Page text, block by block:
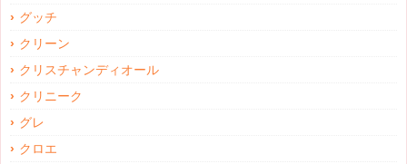
グッチ
クリーン
クリスチャンディオール
クリニーク
グレ
クロエ